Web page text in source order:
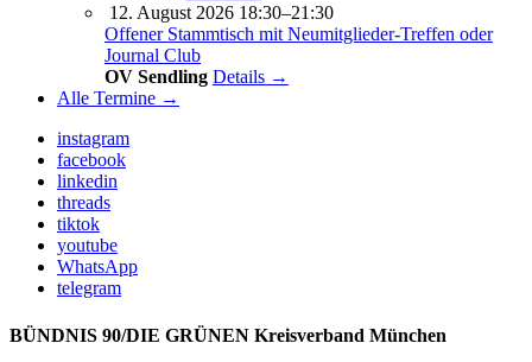
12. August 2026 18:30–21:30
Offener Stammtisch mit Neumitglieder-Treffen oder
Journal Club
OV Sendling Details →
Alle Termine →
instagram
facebook
linkedin
threads
tiktok
youtube
WhatsApp
telegram
BÜNDNIS 90/DIE GRÜNEN Kreisverband München